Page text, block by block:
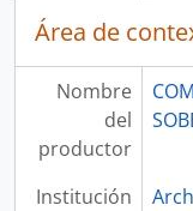
Área de
Nombre
del
productor
Institución